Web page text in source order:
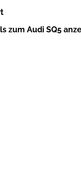
zum Audi SQ5